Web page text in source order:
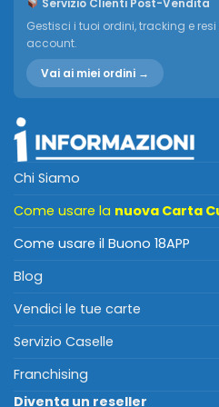
Gestisci i tuoi ordini, tracking e
account.
Vai ai miei ordini →
Chi Siamo
Come usare la nuova Carta
Come usare il Buono 18APP
Blog
Vendici le tue carte
Servizio Caselle
Franchising
Diventa un reseller